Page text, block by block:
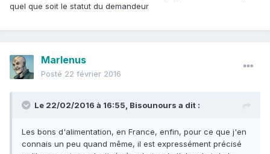
quel que soit le statut du demandeur
Marlenus
Posté 22 février 2016
Le 22/02/2016 à 16:55, Bisounours a dit :
Les bons d'alimentation, en France, enfin, pour ce que j'en
connais un peu quand même, il est expressément précisé